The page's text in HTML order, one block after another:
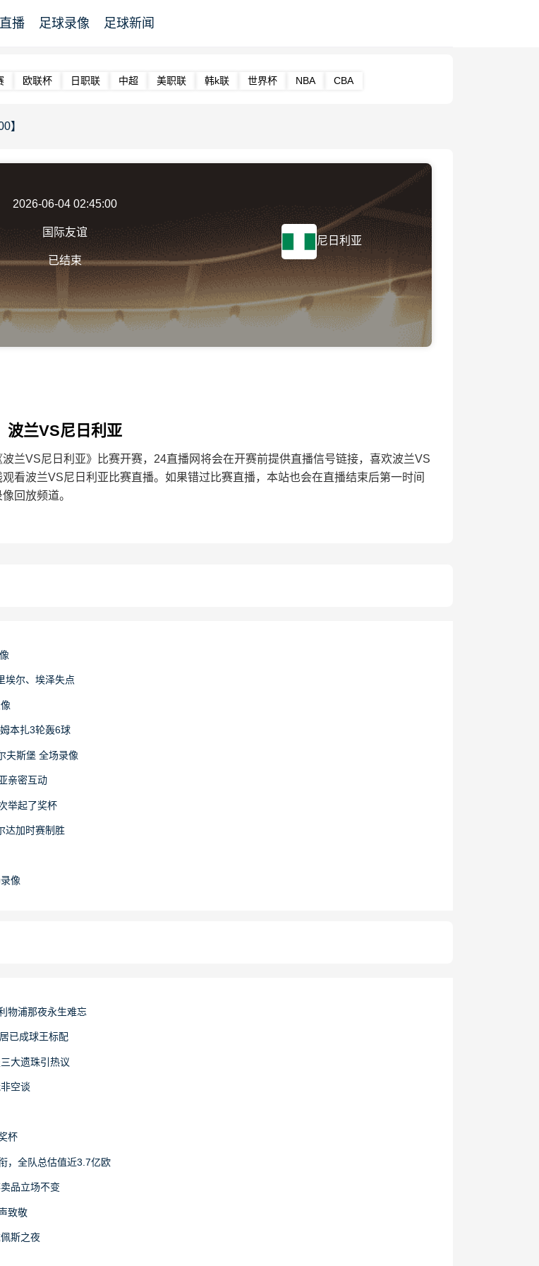
播 足球录像 足球新闻
欧联杯 日职联 中超 美职联 韩k联 世界杯 NBA CBA
】
2026-06-04 02:45:00
国际友谊
已结束
尼日利亚
波兰VS尼日利亚
兰VS尼日利亚》比赛开赛，24直播网将会在开赛前提供直播信号链接，喜欢波兰VS
看波兰VS尼日利亚比赛直播。如果错过比赛直播，本站也会在直播结束后第一时间
回放频道。
埃尔、埃泽失点
本扎3轮轰6球
夫斯堡 全场录像
亲密互动
举起了奖杯
达加时赛制胜
像
物浦那夜永生难忘
已成球王标配
大遗珠引热议
空谈
杯
，全队总估值近3.7亿欧
品立场不变
致敬
斯之夜